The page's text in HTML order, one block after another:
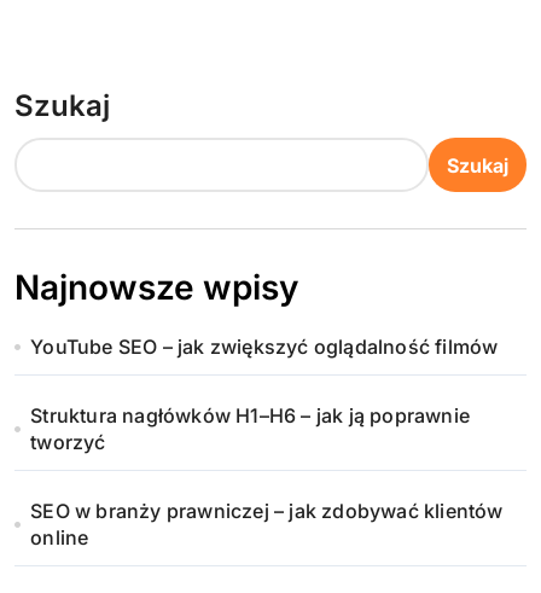
Szukaj
Szukaj
Najnowsze wpisy
YouTube SEO – jak zwiększyć oglądalność filmów
Struktura nagłówków H1–H6 – jak ją poprawnie
tworzyć
SEO w branży prawniczej – jak zdobywać klientów
online